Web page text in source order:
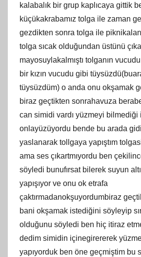
kalabalık bir grup kaplıcaya gittik
küçükakrabamız tolga ile zaman
gezdikten sonra tolga ile
tolga sıcak olduğundan üstünü
mayosuylakalmıştı tolganın
bir kızın vucudu gibi
tüysüzdüm) o anda onu okşamak
biraz geçtikten sonrahavuza
can simidi vardı yüzmeyi bilmediği
onlayüzüyordu bende bu arada
yaslanarak tollgaya yapıştım
ama ses çıkartmıyordu ben
söyledi bunufırsat bilerek suyun
yapışıyor ve onu ok etrafa
çaktırmadanokşuyordumbiraz
bani okşamak istediğini söyleyip
olduğunu söyledi ben hiç itiraz
dedim simidin içinegirererek
yapıyorduk ben öne geçmiştim bu